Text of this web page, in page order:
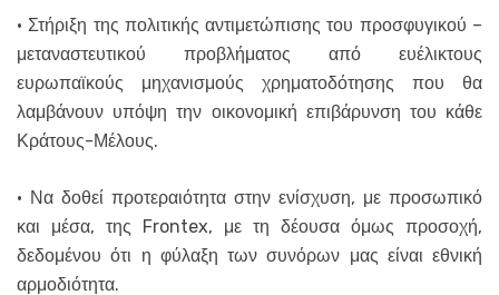
· Στήριξη της πολιτικής αντιμετώπισης του προσφυγικού –
μεταναστευτικού προβλήματος από ευέλικτους
ευρωπαϊκούς μηχανισμούς χρηματοδότησης που θα
λαμβάνουν υπόψη την οικονομική επιβάρυνση του κάθε
Κράτους-Μέλους.
· Να δοθεί προτεραιότητα στην ενίσχυση, με προσωπικό
και μέσα, της Frontex, με τη δέουσα όμως προσοχή,
δεδομένου ότι η φύλαξη των συνόρων μας είναι εθνική
αρμοδιότητα.